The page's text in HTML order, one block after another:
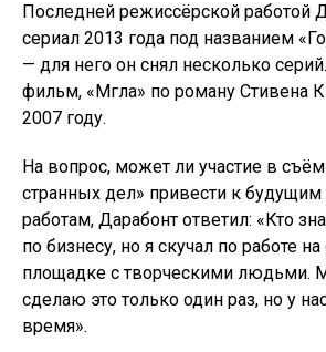
Последней режиссёрской работой
сериал 2013 года под названием
— для него он снял несколько
фильм, «Мгла» по роману Стивена
2007 году.
На вопрос, может ли участие в
странных дел» привести к
работам, Дарабонт ответил: «Кто
по бизнесу, но я скучал по работе
площадке с творческими людьми.
сделаю это только один раз, но у
время».